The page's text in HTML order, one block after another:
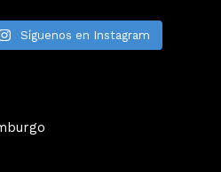
Síguenos en Instagram